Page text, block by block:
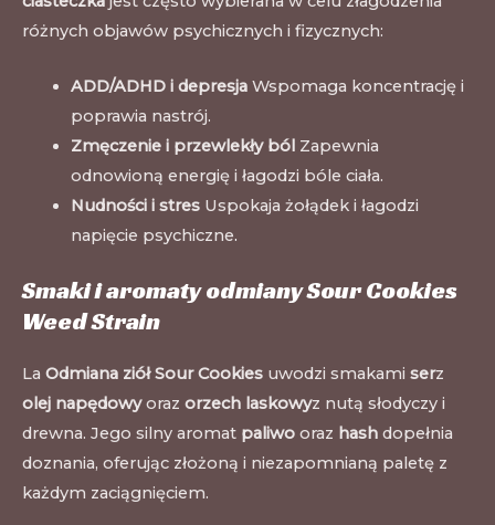
różnych objawów psychicznych i fizycznych:
ADD/ADHD i depresjaWspomaga koncentrację i
poprawia nastrój.
Zmęczenie i przewlekły bólZapewnia
odnowioną energię i łagodzi bóle ciała.
Nudności i stresUspokaja żołądek i łagodzi
napięcie psychiczne.
Smaki i aromaty odmiany Sour Cookies
Weed Strain
La Odmiana ziół Sour Cookies uwodzi smakami serz
olej napędowyoraz orzech laskowyz nutą słodyczy i
drewna. Jego silny aromat paliwo oraz hash dopełnia
doznania, oferując złożoną i niezapomnianą paletę z
każdym zaciągnięciem.